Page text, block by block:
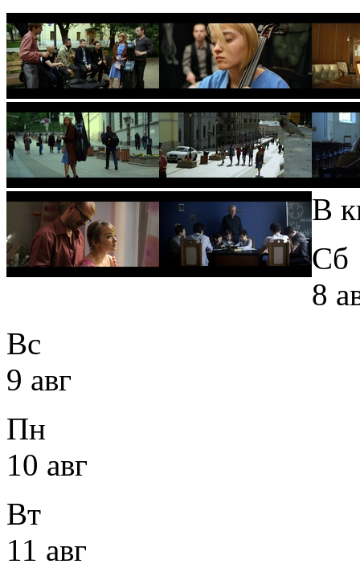
В
Сб
8
Вс
9 авг
Пн
10 авг
Вт
11 авг